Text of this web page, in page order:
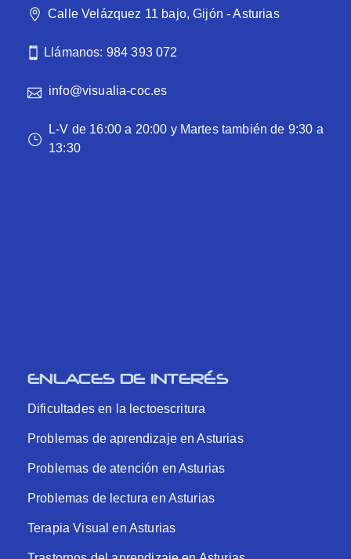
Calle Velázquez 11 bajo, Gijón - Asturias
Llámanos: 984 393 072
info@visualia-coc.es
L-V de 16:00 a 20:00 y Martes también de 9:30 a
13:30
ENLACES DE INTERÉS
Dificultades en la lectoescritura
Problemas de aprendizaje en Asturias
Problemas de atención en Asturias
Problemas de lectura en Asturias
Terapia Visual en Asturias